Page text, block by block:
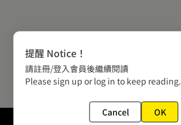
提醒 Notice！
請註冊/登入會員後繼續閱讀
Please sign up or log in to keep reading.
Cancel OK